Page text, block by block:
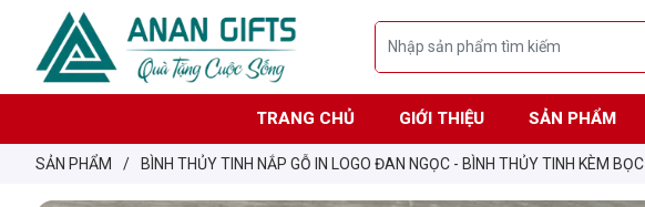
TRANG CHỦ GIỚI THIỆU SẢN PHẨM
SẢN PHẨM / BÌNH THỦY TINH NẮP GỖ IN LOGO ĐAN NGỌC - BÌNH THỦY TINH KÈM BỌC